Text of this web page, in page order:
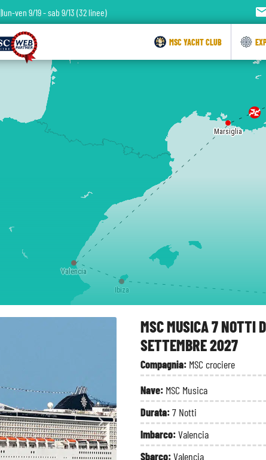
MSC MUSICA 7 NOTTI
SETTEMBRE 2027
Compagnia: MSC crociere
Nave: MSC Musica
Durata:7 Notti
Imbarco:Valencia
Sbarco:Valencia
Valencia
Marsiglia
Ibiza
|lun-ven 9/19 - sab 9/13 (32 linee)
MSC YACHT CLUB